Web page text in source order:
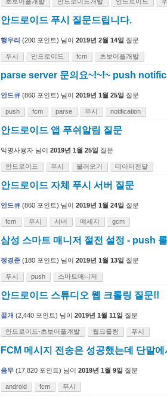
안드로이드 푸시 질문드립니다.
행우리 (200 포인트) 님이 2019년 2월 14일 질문
푸시 안드로이드 fcm 초보어플개발
parse server 문의요~!~!~ push
안드큐 (860 포인트) 님이 2019년 1월 25일 질문
push fcm parse 푸시 notification
안드로이드 앱 푸쉬알림 질문
익명사용자 님이 2019년 1월 25일 질문
안드로이드 푸시 불러오기 데이터전달
안드로이드 자체 푸시 서버 질문
안드큐 (860 포인트) 님이 2019년 1월 24일 질문
fcm 푸시 서버 메세지 gcm
삼성 스마트 매니저 절전 설정 - push
정경준 (180 포인트) 님이 2019년 1월 13일 질문
푸시 push 스마트매니저
안드로이드 스튜디오 웹 크롤링 질문!!
꿀개 (2,440 포인트) 님이 2019년 1월 11일 질문
안드로이드-초보어플개발 웹크롤링 푸시
FCM 메시지 전송은 성공했는데 단말
음무 (17,820 포인트) 님이 2019년 1월 9일 질문
android fcm 푸시